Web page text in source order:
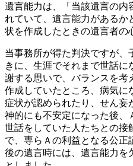
遺言能力は、「当該遺言の内
れていて、遺言能力があるか
状を作成したときの遺言者の
当事務所が得た判決ですが、
きに、生涯でそれまで世話
謝する思いで、バランスを考
作成していたところ、病気に
症状が認められたり、せん妄
神的にも不安定になった後、
世話をしていた人たちとの接
で、専らＡの利益となる公正
後の遺言時には、遺言能力を